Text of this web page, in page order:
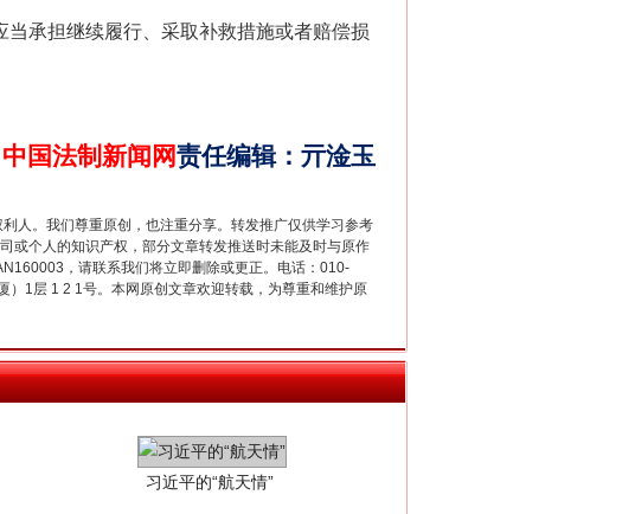
承担继续履行、采取补救措施或者赔偿损
中国法制新闻网责任编辑： 亓淦玉
人。我们尊重原创，也注重分享。转发推广仅供学习参考
或个人的知识产权，部分文章转发推送时未能及时与原作
，请联系我们将立即删除或更正。电话：010-
1层 1 2 1号。本网原创文章欢迎转载，为尊重和维护原
别拿“量子”当幌子
习近平的“航天情”